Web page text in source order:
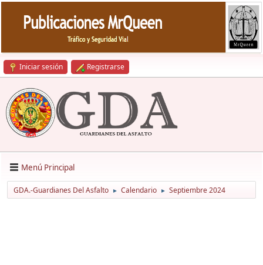
Iniciar sesión Registrarse
Menú Principal
GDA.-Guardianes Del Asfalto ► Calendario ► Septiembre 2024